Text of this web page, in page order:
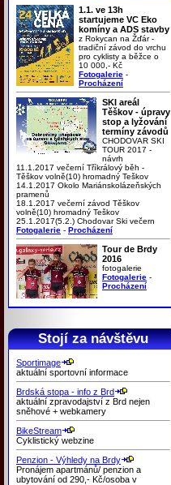
1.1. ve 13h
startujeme VC Eko
komíny a ADS stavby
z Rokycan na Žďár -
tradiční závod do vrchu
pro cyklisty a běžce o
10 000,- Kč
Fotogalerie -
Procházení
SKI areál
Těškov - úpravy
stop a lyžování
termíny závodů
CHODOVAR SKI
TOUR 2017 -
návrh
11.1.2017 večerní Tříkrálový běh -
Těškov volně(10) hromadný Teškov
14.1.2017 Okolo Mariánskolázeňských
pramenů
18.1.2017 večerní závod Těškov
volně(10) hromadný Teškov
25.1.2017(5.2.) Chodovar Ski večern
Fotogalerie - Procházení
Tour de Brdy
2016
fotogalerie
Fotogalerie -
Procházení
Stojí za návštěvu
Sportimage
aktuální sportovní informace
Brdská stopa - info z Brd
aktuální zpravodajství z Brd nejen
sněhové + webkamery
BikeStream
Cyklistický webzine
Penzion - Výhledy na Brdy
Pronájem apartmánů/ penzion a
ubytování od 290,- Kč/osoba v